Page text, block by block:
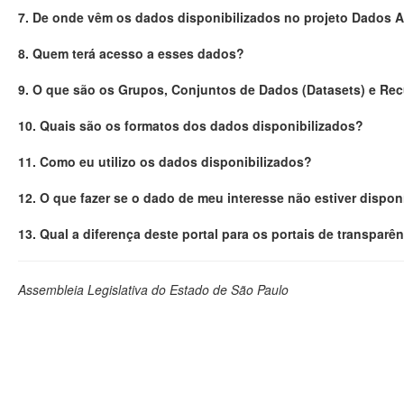
7. De onde vêm os dados disponibilizados no projeto Dados
8. Quem terá acesso a esses dados?
9. O que são os Grupos, Conjuntos de Dados (Datasets) e
10. Quais são os formatos dos dados disponibilizados?
11. Como eu utilizo os dados disponibilizados?
12. O que fazer se o dado de meu interesse não estiver
13. Qual a diferença deste portal para os portais de
Assembleia Legislativa do Estado de São Paulo